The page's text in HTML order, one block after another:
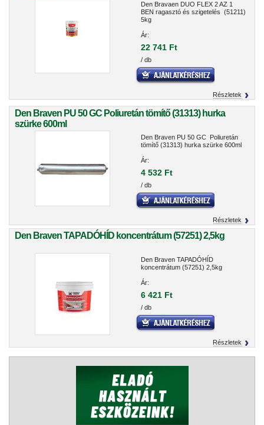
Den Bravaen DUO FLEX 2 AZ 1
BEN ragasztó és szigetelés (51211)
5kg
Ár:
22 741 Ft
/ db
Részletek
Den Braven PU 50 GC Poliuretán tömítő (31313) hurka
szürke 600ml
Den Braven PU 50 GC Poliuretán
tömítő (31313) hurka szürke 600ml
Ár:
4 532 Ft
/ db
Részletek
Den Braven TAPADÓHÍD koncentrátum (57251) 2,5kg
Den Braven TAPADÓHÍD
koncentrátum (57251) 2,5kg
Ár:
6 421 Ft
/ db
Részletek